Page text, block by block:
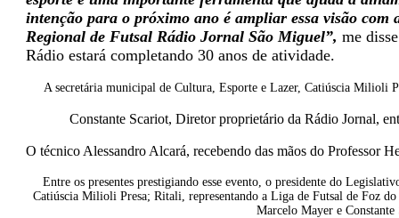
intenção para o próximo ano é ampliar essa visão
Regional de Futsal Rádio Jornal São Miguel”, me
Rádio estará completando 30 anos de atividade.
A secretária municipal de Cultura, Esporte e Lazer, Catiúscia Milioli
Constante Scariot, Diretor proprietário da Rádio Jornal,
O técnico Alessandro Alcará, recebendo das mãos do Professor
Entre os presentes prestigiando esse evento, o presidente do
Catiúscia Milioli Presa; Ritali, representando a Liga de Futsal de Foz
Marcelo Mayer e